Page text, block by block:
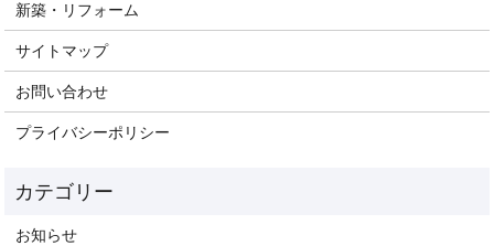
新築・リフォーム
サイトマップ
お問い合わせ
プライバシーポリシー
お知らせ